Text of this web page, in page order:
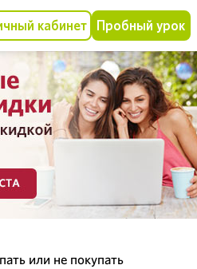
кабинет Пробный урок
или не покупать